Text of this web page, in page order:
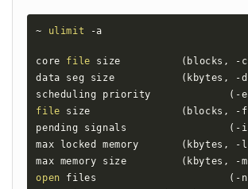
~ ulimit -a
core file size ( blocks, -c
data seg size
( kbytes, -d
scheduling priority
( -e
file size ( blocks, -f
pending signals
( -i
max locked memory
( kbytes, -l
max memory size
( kbytes, -m
open files ( -n